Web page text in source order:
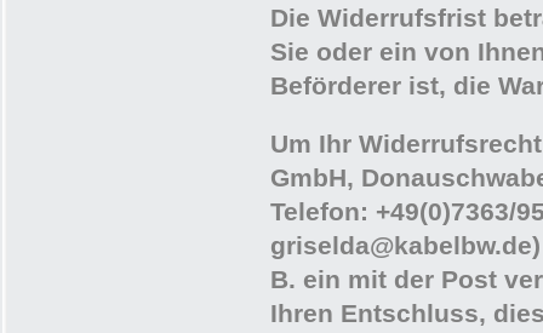
Die Widerrufsfrist
Sie oder ein von
Beförderer ist, die
Um Ihr
GmbH,
Telefon: +49(0)7363/
B. ein mit der Post
Ihren Entschluss,